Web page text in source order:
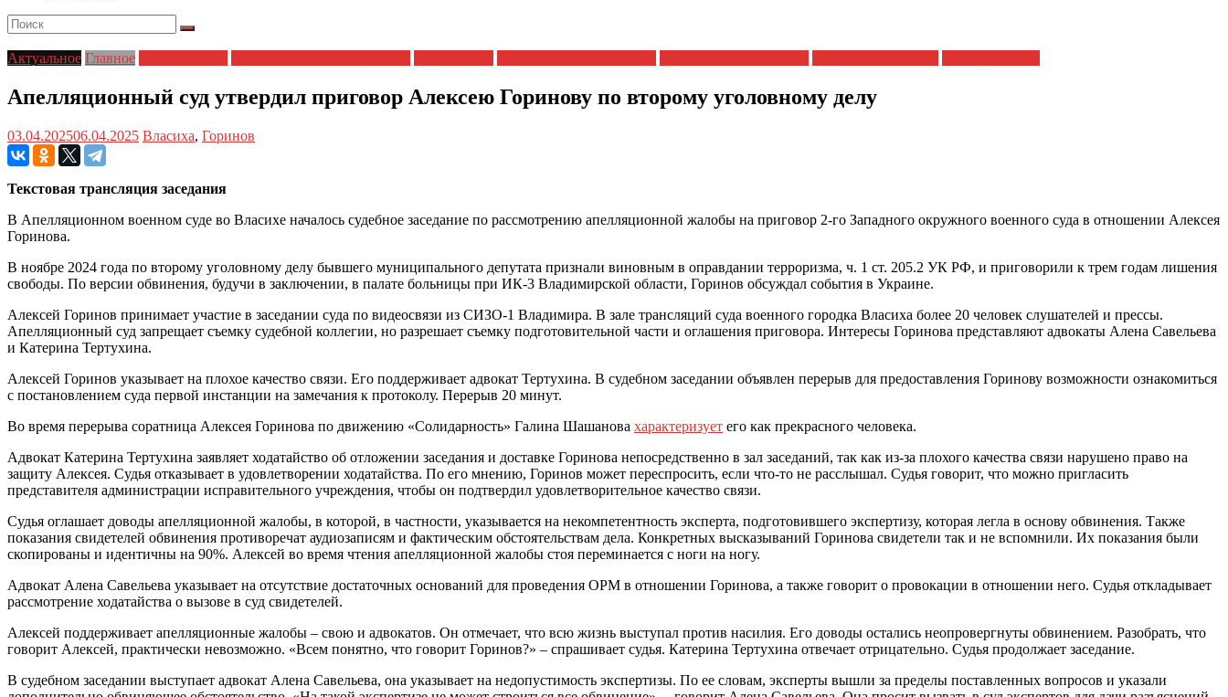
Актуальное Главное
Апелляционный суд утвердил приговор Алексею Горинову по второму уголовному делу
03.04.202506.04.2025 Власиха, Горинов
Текстовая трансляция заседания
В Апелляционном военном суде во Власихе началось судебное заседание по рассмотрению апелляционной жалобы на приговор 2-го Западного окружного военного суда в отношении Алексея
Горинова.
В ноябре 2024 года по второму уголовному делу бывшего муниципального депутата признали виновным в оправдании терроризма, ч. 1 ст. 205.2 УК РФ, и приговорили к трем годам лишения
свободы. По версии обвинения, будучи в заключении, в палате больницы при ИК-3 Владимирской области, Горинов обсуждал события в Украине.
Алексей Горинов принимает участие в заседании суда по видеосвязи из СИЗО-1 Владимира. В зале трансляций суда военного городка Власиха более 20 человек слушателей и прессы.
Апелляционный суд запрещает съемку судебной коллегии, но разрешает съемку подготовительной части и оглашения приговора. Интересы Горинова представляют адвокаты Алена Савельева
и Катерина Тертухина.
Алексей Горинов указывает на плохое качество связи. Его поддерживает адвокат Тертухина. В судебном заседании объявлен перерыв для предоставления Горинову возможности ознакомиться
с постановлением суда первой инстанции на замечания к протоколу. Перерыв 20 минут.
Во время перерыва соратница Алексея Горинова по движению «Солидарность» Галина Шашанова характеризует его как прекрасного человека.
Адвокат Катерина Тертухина заявляет ходатайство об отложении заседания и доставке Горинова непосредственно в зал заседаний, так как из-за плохого качества связи нарушено право на
защиту Алексея. Судья отказывает в удовлетворении ходатайства. По его мнению, Горинов может переспросить, если что-то не расслышал. Судья говорит, что можно пригласить
представителя администрации исправительного учреждения, чтобы он подтвердил удовлетворительное качество связи.
Судья оглашает доводы апелляционной жалобы, в которой, в частности, указывается на некомпетентность эксперта, подготовившего экспертизу, которая легла в основу обвинения. Также
показания свидетелей обвинения противоречат аудиозаписям и фактическим обстоятельствам дела. Конкретных высказываний Горинова свидетели так и не вспомнили. Их показания были
скопированы и идентичны на 90%. Алексей во время чтения апелляционной жалобы стоя переминается с ноги на ногу.
Адвокат Алена Савельева указывает на отсутствие достаточных оснований для проведения ОРМ в отношении Горинова, а также говорит о провокации в отношении него. Судья откладывает
рассмотрение ходатайства о вызове в суд свидетелей.
Алексей поддерживает апелляционные жалобы – свою и адвокатов. Он отмечает, что всю жизнь выступал против насилия. Его доводы остались неопровергнуты обвинением. Разобрать, что
говорит Алексей, практически невозможно. «Всем понятно, что говорит Горинов?» – спрашивает судья. Катерина Тертухина отвечает отрицательно. Судья продолжает заседание.
В судебном заседании выступает адвокат Алена Савельева, она указывает на недопустимость экспертизы. По ее словам, эксперты вышли за пределы поставленных вопросов и указали